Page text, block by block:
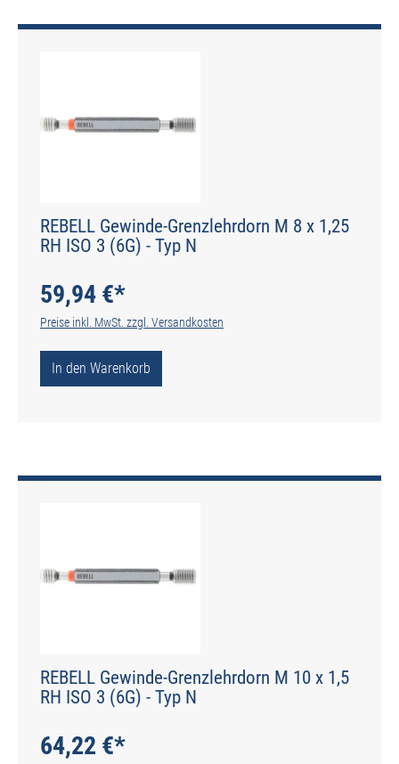
REBELL Gewinde-Grenzlehrdorn M 8 x 1,25
RH ISO 3 (6G) - Typ N
59,94 €*
Preise inkl. MwSt. zzgl. Versandkosten
In den Warenkorb
REBELL Gewinde-Grenzlehrdorn M 10 x 1,5
RH ISO 3 (6G) - Typ N
64,22 €*